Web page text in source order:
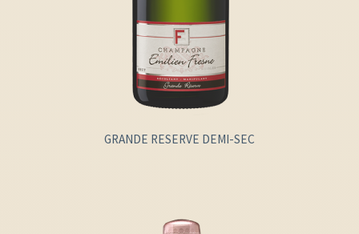
GRANDE RESERVE DEMI-SEC